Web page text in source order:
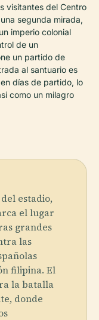
visitantes del Centro
segunda mirada,
imperio colonial
de un
un partido de
al santuario es
días de partido, lo
como un milagro
estadio,
el lugar
grandes
las
filipina. El
la batalla
donde